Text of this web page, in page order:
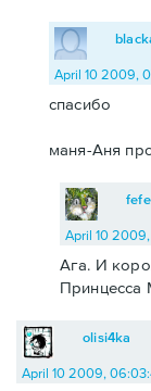
April 10 2009,
спасибо
маня-Аня
April 10
Ага. И
Принцесса
olisi4ka
April 10 2009,